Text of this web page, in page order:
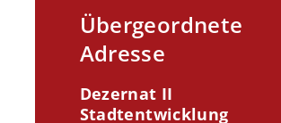
Übergeordnete
Adresse
Dezernat II
Stadtentwicklung